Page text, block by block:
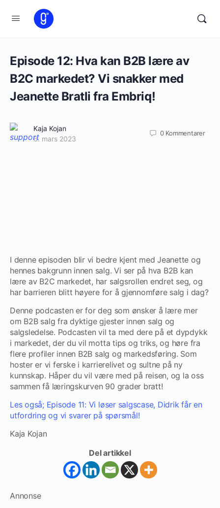
Episode 12: Hva kan B2B lære av
B2C markedet? Vi snakker med
Jeanette Bratli fra Embriq!
Kaja Kojan
6. mars 2023
0 Kommentarer
I denne episoden blir vi bedre kjent med Jeanette og
hennes bakgrunn innen salg. Vi ser på hva B2B kan
lære av B2C markedet, har salgsrollen endret seg, og
har barrieren blitt høyere for å gjennomføre salg i dag?
Denne podcasten er for deg som ønsker å lære mer
om B2B salg fra dyktige gjester innen salg og
salgsledelse. Podcasten vil ta med dere på et dypdykk
i markedet, der du vil motta tips og triks, og høre fra
flere profiler innen B2B salg og markedsføring. Som
hoster er vi ferske i karrierelivet og sultne på ny
kunnskap. Håper du vil være med på reisen, og la oss
sammen få læringskurven 90 grader bratt!
Les også; Episode 11: Vi løser salgscase, Didrik får en
utfordring og vi svarer på spørsmål!
Kaja Kojan
Del artikkel
Annonse